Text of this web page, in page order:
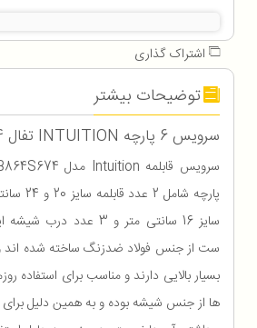
اشتراک گذاری
توضیحات بیشتر
سرویس 6 پارچه INTUITION تفال B864S674
سایز 16 سانتی متر و 3
ست از جنس فولاد ضدزنگ ساخته شده
بسیار بالایی دارند و مناسب برای استفاده
ها از جنس شیشه بوده و به همین دلیل برای